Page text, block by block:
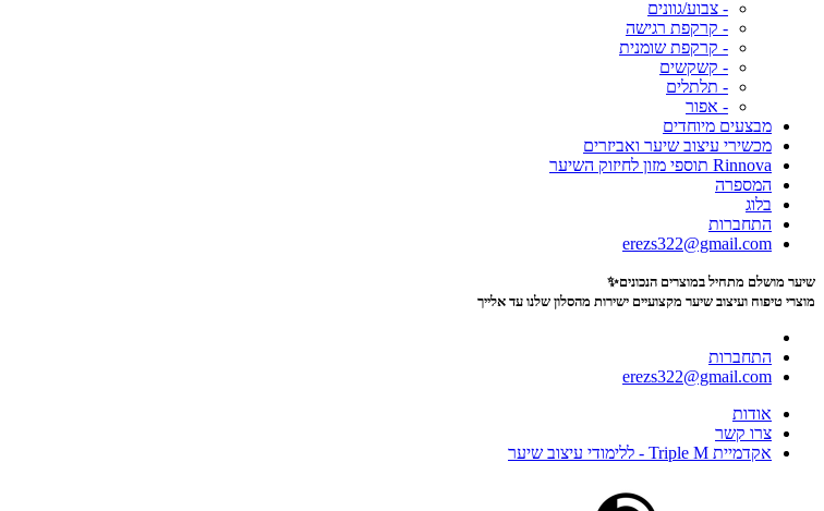
- צבוע/גוונים
- קרקפת רגישה
- קרקפת שומנית
- קשקשים
- תלתלים
- אפור
מבצעים מיוחדים
מכשירי עיצוב שיער ואביזרים
Rinnova תוספי מזון לחיזוק השיער
המספרה
בלוג
התחברות
erezs322@gmail.com
שיער מושלם מתחיל במוצרים הנכונים✨
מוצרי טיפוח ועיצוב שיער מקצועיים ישירות מהסלון שלנו עד אלייך
התחברות
erezs322@gmail.com
אודות
צרו קשר
אקדמיית Triple M - ללימודי עיצוב שיער